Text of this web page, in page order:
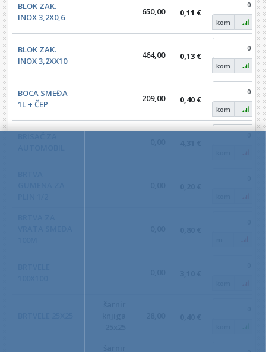
BLOK ZAK.
INOX 3,2X0,6
650,00 0,11 €
kom
BLOK ZAK.
INOX 3,2XX10
464,00 0,13 €
kom
BOCA SMEĐA
1L + ČEP
209,00 0,40 €
kom